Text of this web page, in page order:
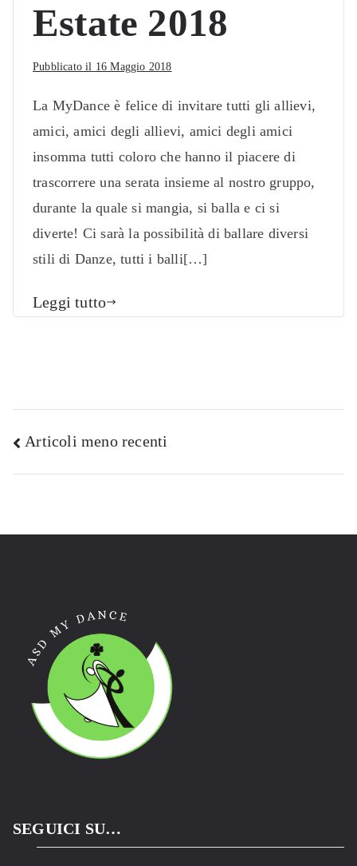
Estate 2018
Pubblicato il 16 Maggio 2018
La MyDance è felice di invitare tutti gli allievi,
amici, amici degli allievi, amici degli amici
insomma tutti coloro che hanno il piacere di
trascorrere una serata insieme al nostro gruppo,
durante la quale si mangia, si balla e ci si
diverte! Ci sarà la possibilità di ballare diversi
stili di Danze, tutti i balli[…]
Leggi tutto
Navigazione
Articoli meno recenti
SEGUICI SU…